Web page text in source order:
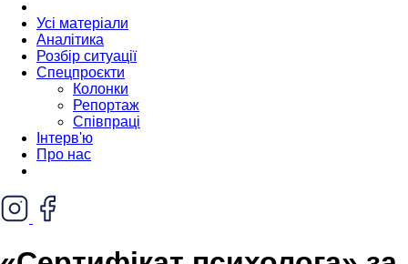
Усі матеріали
Аналітика
Розбір ситуації
Спецпроєкти
Колонки
Репортаж
Співпраці
Інтерв'ю
Про нас